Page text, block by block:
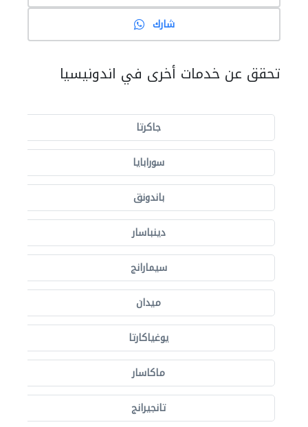
شارك
تحقق عن خدمات أخرى في اندونيسيا
جاكرتا
سورابايا
باندونق
دينباسار
سيمارانج
ميدان
يوغياكارتا
ماكاسار
تانجيرانج